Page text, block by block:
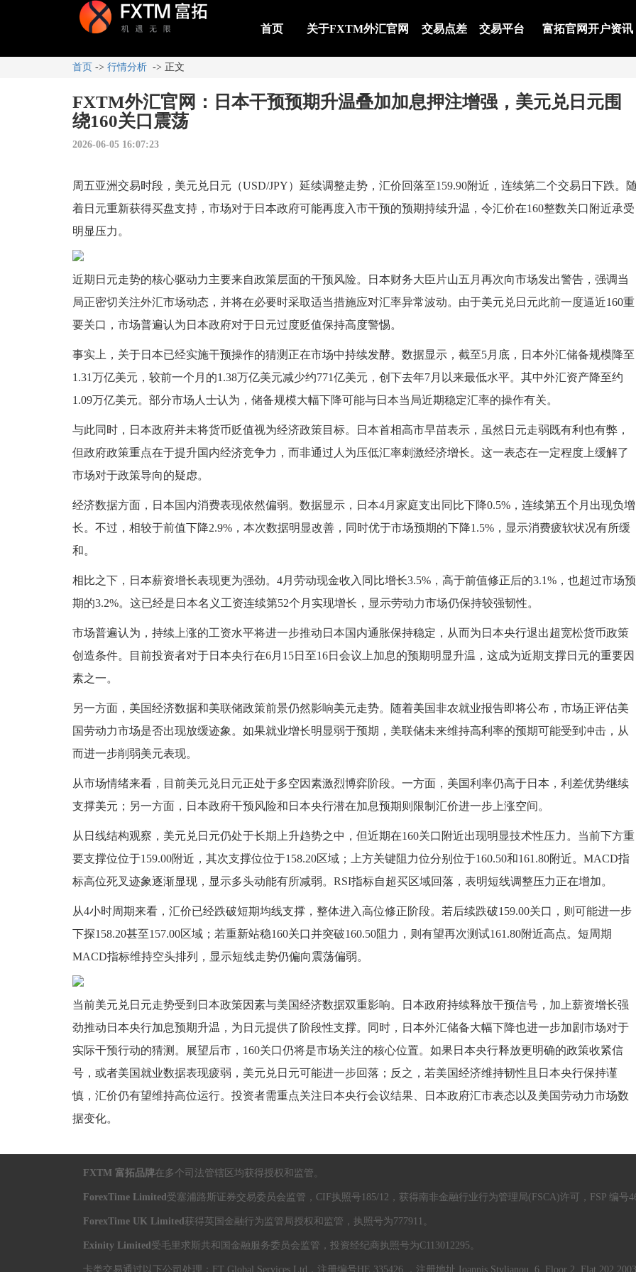
首页 关于FXTM外汇官网 交易点差 交易平台 富拓官网开户资讯
首页 -> 行情分析 -> 正文
FXTM外汇官网：日本干预预期升温叠加加息押注增强，美元兑日元围
绕160关口震荡
2026-06-05 16:07:23
周五亚洲交易时段，美元兑日元（USD/JPY）延续调整走势，汇价回落至159.90附近，连续第二个交易日下跌。
着日元重新获得买盘支持，市场对于日本政府可能再度入市干预的预期持续升温，令汇价在160整数关口附近承受
明显压力。
近期日元走势的核心驱动力主要来自政策层面的干预风险。日本财务大臣片山五月再次向市场发出警告，强调当
局正密切关注外汇市场动态，并将在必要时采取适当措施应对汇率异常波动。由于美元兑日元此前一度逼近160重
要关口，市场普遍认为日本政府对于日元过度贬值保持高度警惕。
事实上，关于日本已经实施干预操作的猜测正在市场中持续发酵。数据显示，截至5月底，日本外汇储备规模降至
1.31万亿美元，较前一个月的1.38万亿美元减少约771亿美元，创下去年7月以来最低水平。其中外汇资产降至约
1.09万亿美元。部分市场人士认为，储备规模大幅下降可能与日本当局近期稳定汇率的操作有关。
与此同时，日本政府并未将货币贬值视为经济政策目标。日本首相高市早苗表示，虽然日元走弱既有利也有弊，
但政府政策重点在于提升国内经济竞争力，而非通过人为压低汇率刺激经济增长。这一表态在一定程度上缓解了
市场对于政策导向的疑虑。
经济数据方面，日本国内消费表现依然偏弱。数据显示，日本4月家庭支出同比下降0.5%，连续第五个月出现负增
长。不过，相较于前值下降2.9%，本次数据明显改善，同时优于市场预期的下降1.5%，显示消费疲软状况有所缓
和。
相比之下，日本薪资增长表现更为强劲。4月劳动现金收入同比增长3.5%，高于前值修正后的3.1%，也超过市场预
期的3.2%。这已经是日本名义工资连续第52个月实现增长，显示劳动力市场仍保持较强韧性。
市场普遍认为，持续上涨的工资水平将进一步推动日本国内通胀保持稳定，从而为日本央行退出超宽松货币政策
创造条件。目前投资者对于日本央行在6月15日至16日会议上加息的预期明显升温，这成为近期支撑日元的重要因
素之一。
另一方面，美国经济数据和美联储政策前景仍然影响美元走势。随着美国非农就业报告即将公布，市场正评估美
国劳动力市场是否出现放缓迹象。如果就业增长明显弱于预期，美联储未来维持高利率的预期可能受到冲击，从
而进一步削弱美元表现。
从市场情绪来看，目前美元兑日元正处于多空因素激烈博弈阶段。一方面，美国利率仍高于日本，利差优势继续
支撑美元；另一方面，日本政府干预风险和日本央行潜在加息预期则限制汇价进一步上涨空间。
从日线结构观察，美元兑日元仍处于长期上升趋势之中，但近期在160关口附近出现明显技术性压力。当前下方重
要支撑位位于159.00附近，其次支撑位位于158.20区域；上方关键阻力位分别位于160.50和161.80附近。MACD指
标高位死叉迹象逐渐显现，显示多头动能有所减弱。RSI指标自超买区域回落，表明短线调整压力正在增加。
从4小时周期来看，汇价已经跌破短期均线支撑，整体进入高位修正阶段。若后续跌破159.00关口，则可能进一步
下探158.20甚至157.00区域；若重新站稳160关口并突破160.50阻力，则有望再次测试161.80附近高点。短周期
MACD指标维持空头排列，显示短线走势仍偏向震荡偏弱。
当前美元兑日元走势受到日本政策因素与美国经济数据双重影响。日本政府持续释放干预信号，加上薪资增长强
劲推动日本央行加息预期升温，为日元提供了阶段性支撑。同时，日本外汇储备大幅下降也进一步加剧市场对于
实际干预行动的猜测。展望后市，160关口仍将是市场关注的核心位置。如果日本央行释放更明确的政策收紧信
号，或者美国就业数据表现疲弱，美元兑日元可能进一步回落；反之，若美国经济维持韧性且日本央行保持谨
慎，汇价仍有望维持高位运行。投资者需重点关注日本央行会议结果、日本政府汇市表态以及美国劳动力市场数
据变化。
FXTM 富拓品牌在多个司法管辖区均获得授权和监管。
ForexTime Limited 受塞浦路斯证券交易委员会监管，CIF执照号185/12，获得南非金融行业行为管理局(FSCA)许可，FSP 编号
ForexTime UK Limited 获得英国金融行为监管局授权和监管，执照号为777911。
Exinity Limited 受毛里求斯共和国金融服务委员会监管，投资经纪商执照号为C113012295。
卡类交易通过以下公司处理：FT Global Services Ltd，注册编号HE 335426 ，注册地址 Ioannis Stylianou, 6, Floor 2, Flat 202